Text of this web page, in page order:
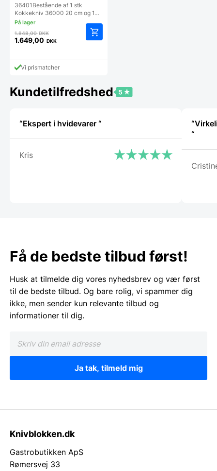
36401Bestående af 1 stk
Kokkekniv 36000 20 cm og 1…
1.848,00DKKDen
oprindelige
var:
1.848,00 DKK.
1.649,00 DKK
aktuelle
prisVi prismatcher
Kundetilfredshed
“Ekspert i hvidevarer “
Kris
“
Få de bedste tilbud først!
Husk at tilmelde dig vores nyhedsbrev og vær først
til de bedste tilbud. Og bare rolig, vi spammer dig
ikke, men sender kun relevante tilbud og
informationer til dig.
Ja tak, tilmeld mig
Knivblokken.dk
Gastrobutikken ApS
Rømersvej 33